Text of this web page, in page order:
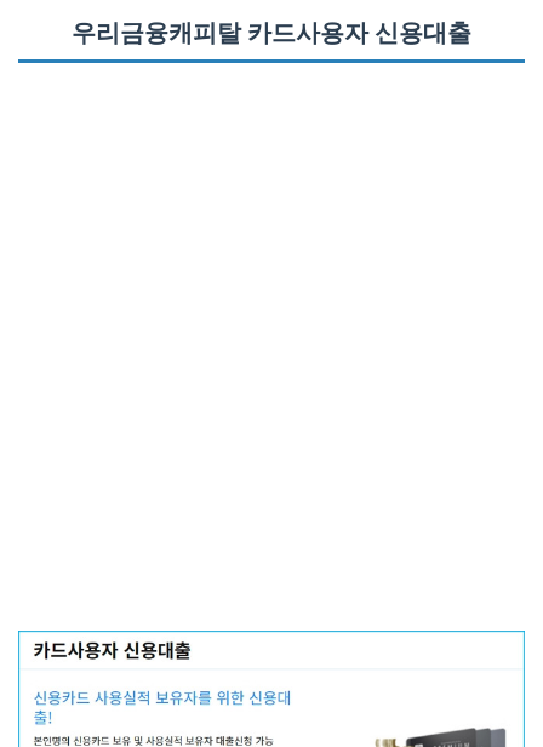
우리금융캐피탈 카드사용자 신용대출